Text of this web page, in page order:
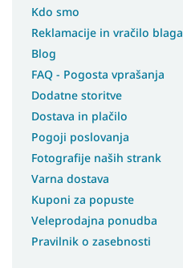
Kdo smo
Reklamacije in vračilo blaga
Blog
FAQ - Pogosta vprašanja
Dodatne storitve
Dostava in plačilo
Pogoji poslovanja
Fotografije naših strank
Varna dostava
Kuponi za popuste
Veleprodajna ponudba
Pravilnik o zasebnosti